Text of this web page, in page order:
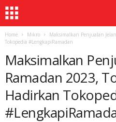
Home Mikro
Maksimalkan Penjualan
Tokopedia #LengkapiRamadan
Maksimalkan
Ramadan 2023,
Hadirkan